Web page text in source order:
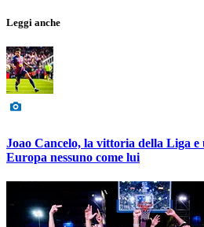
Leggi anche
Joao Cancelo, la vittoria della Liga
Europa nessuno come lui